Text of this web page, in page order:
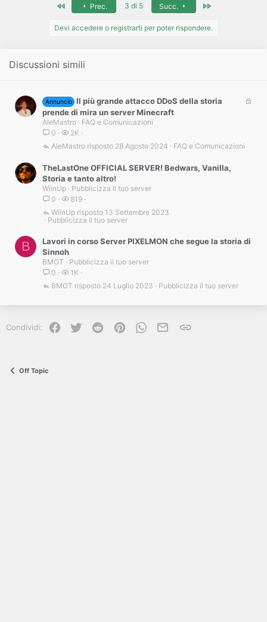
Primo Prec. 3 di 5 Succ.
Devi accedere o registrarti per poter rispondere.
Discussioni simili
Annuncio Il più grande attacco DDoS della storia
prende di mira un server Minecraft
AleMastro
FAQ e Comunicazioni
0
2K
FAQ e Comunicazioni
28 Agosto 2024
AleMastro
TheLastOne OFFICIAL SERVER! Bedwars, Vanilla,
Storia e tanto altro!
WiinUp
Pubblicizza il tuo server
0
819
Pubblicizza il tuo server
13 Settembre 2023
WiinUp
B
Lavori in corso Server PIXELMON che segue la storia di
Sinnoh
BMOT
Pubblicizza il tuo server
0
1K
Pubblicizza il tuo server
24 Luglio 2023
BMOT
Condividi: Facebook
Twitter Reddit PinterestWhatsApp
e-mailLink
Off Topic